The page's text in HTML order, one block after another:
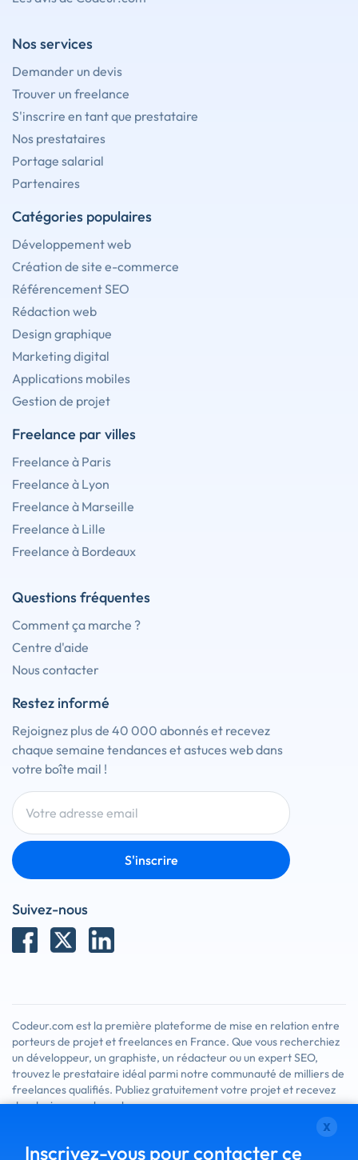
x
Inscrivez-vous pour contacter ce
client
Chaque jour, des centaines de clients utilisent Codeur.com pour
Nos services
Demander un devis
Trouver un freelance
S'inscrire en tant que prestataire
Nos prestataires
Portage salarial
Partenaires
Catégories populaires
Développement web
Création de site e-commerce
Référencement SEO
Rédaction web
Design graphique
Marketing digital
Applications mobiles
Gestion de projet
Freelance par villes
Freelance à Paris
Freelance à Lyon
Freelance à Marseille
Freelance à Lille
Freelance à Bordeaux
Questions fréquentes
Comment ça marche ?
Centre d'aide
Nous contacter
Restez informé
Rejoignez plus de 40 000 abonnés et recevez
chaque semaine tendances et astuces web dans
votre boîte mail !
S'inscrire
Suivez-nous
Codeur.com est la première plateforme de mise en relation entre
porteurs de projet et freelances en France. Que vous recherchiez
un développeur, un graphiste, un rédacteur ou un expert SEO,
trouvez le prestataire idéal parmi notre communauté de milliers de
freelances qualifiés. Publiez gratuitement votre projet et recevez
des devis en quelques heures.